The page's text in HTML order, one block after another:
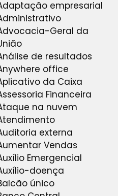
empresarial
Geral da
de resultados
office
da Caixa
Financeira
na nuvem
externa
Vendas
Emergencial
doença
único